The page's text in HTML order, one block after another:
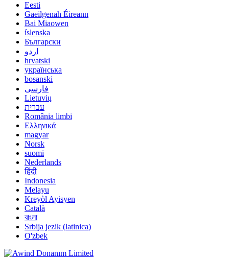
Eesti
Gaeilgenah Éireann
Bai Miaowen
íslenska
Български
اردو
hrvatski
українська
bosanski
فارسی
Lietuvių
עברית
România limbi
Ελληνικά
magyar
Norsk
suomi
Nederlands
हिंदी
Indonesia
Melayu
Kreyòl Ayisyen
Català
বাংলা
Srbija jezik (latinica)
O'zbek